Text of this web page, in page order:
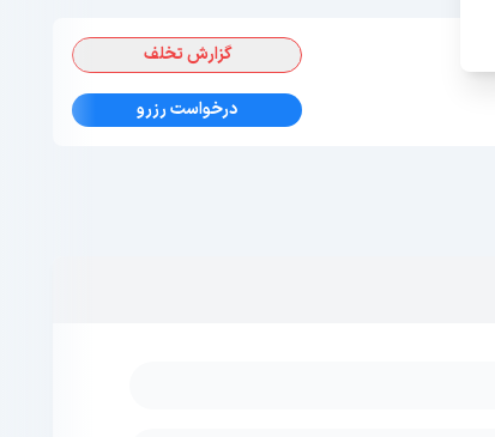
گزارش تخلف
درخواست رزرو